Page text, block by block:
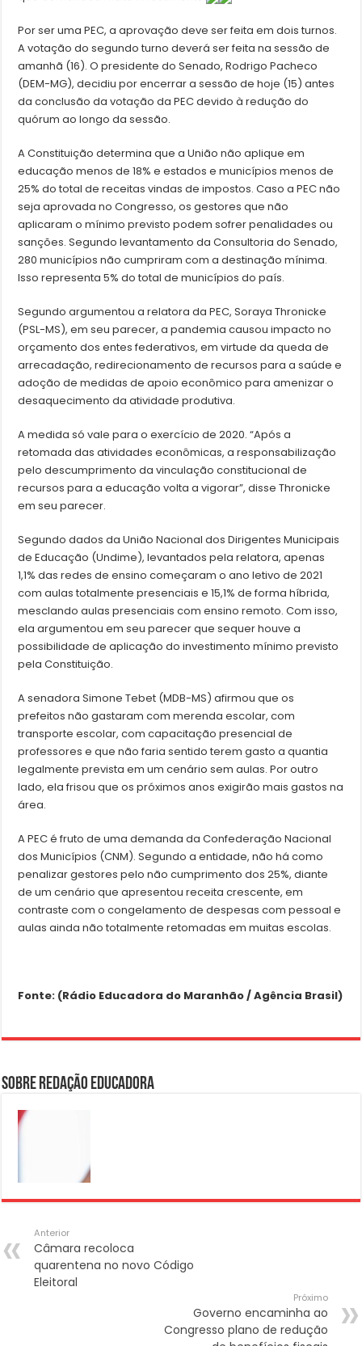
Por ser uma PEC, a aprovação deve ser feita em dois turnos.
A votação do segundo turno deverá ser feita na sessão de
amanhã (16). O presidente do Senado, Rodrigo Pacheco
(DEM-MG), decidiu por encerrar a sessão de hoje (15) antes
da conclusão da votação da PEC devido à redução do
quórum ao longo da sessão.
A Constituição determina que a União não aplique em
educação menos de 18% e estados e municípios menos de
25% do total de receitas vindas de impostos. Caso a PEC não
seja aprovada no Congresso, os gestores que não
aplicaram o mínimo previsto podem sofrer penalidades ou
sanções. Segundo levantamento da Consultoria do Senado,
280 municípios não cumpriram com a destinação mínima.
Isso representa 5% do total de municípios do país.
Segundo argumentou a relatora da PEC, Soraya Thronicke
(PSL-MS), em seu parecer, a pandemia causou impacto no
orçamento dos entes federativos, em virtude da queda de
arrecadação, redirecionamento de recursos para a saúde e
adoção de medidas de apoio econômico para amenizar o
desaquecimento da atividade produtiva.
A medida só vale para o exercício de 2020. “Após a
retomada das atividades econômicas, a responsabilização
pelo descumprimento da vinculação constitucional de
recursos para a educação volta a vigorar”, disse Thronicke
em seu parecer.
Segundo dados da União Nacional dos Dirigentes Municipais
de Educação (Undime), levantados pela relatora, apenas
1,1% das redes de ensino começaram o ano letivo de 2021
com aulas totalmente presenciais e 15,1% de forma híbrida,
mesclando aulas presenciais com ensino remoto. Com isso,
ela argumentou em seu parecer que sequer houve a
possibilidade de aplicação do investimento mínimo previsto
pela Constituição.
A senadora Simone Tebet (MDB-MS) afirmou que os
prefeitos não gastaram com merenda escolar, com
transporte escolar, com capacitação presencial de
professores e que não faria sentido terem gasto a quantia
legalmente prevista em um cenário sem aulas. Por outro
lado, ela frisou que os próximos anos exigirão mais gastos na
área.
A PEC é fruto de uma demanda da Confederação Nacional
dos Municípios (CNM). Segundo a entidade, não há como
penalizar gestores pelo não cumprimento dos 25%, diante
de um cenário que apresentou receita crescente, em
contraste com o congelamento de despesas com pessoal e
aulas ainda não totalmente retomadas em muitas escolas.
Fonte: (Rádio Educadora do Maranhão / Agência Brasil)
Sobre Redação Educadora
Anterior
Câmara recoloca
quarentena no novo Código
Eleitoral
Próximo
Governo encaminha ao
Congresso plano de redução